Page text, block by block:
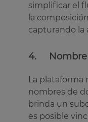
simplificar el
la
capturando la
4. Nombre
La plataforma
nombres de
brinda un
es posible